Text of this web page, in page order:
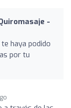
-
haya podido
por tu